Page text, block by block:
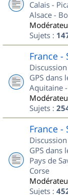
Calais -
Alsace -
Sujets :
France -
GPS dans
Aquitaine
Sujets :
France -
GPS dans
Pays de
Corse
Sujets :